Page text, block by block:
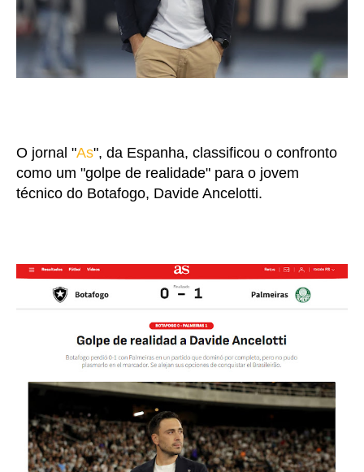
O jornal "As", da Espanha, classificou o confronto
como um "golpe de realidade" para o jovem
técnico do Botafogo, Davide Ancelotti.